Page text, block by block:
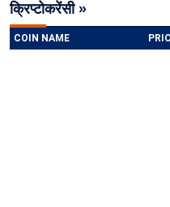
क्रिप्टोकरेंसी »